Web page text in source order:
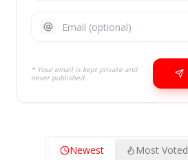
* Your email is kept private and
never published.
Newest Most Voted